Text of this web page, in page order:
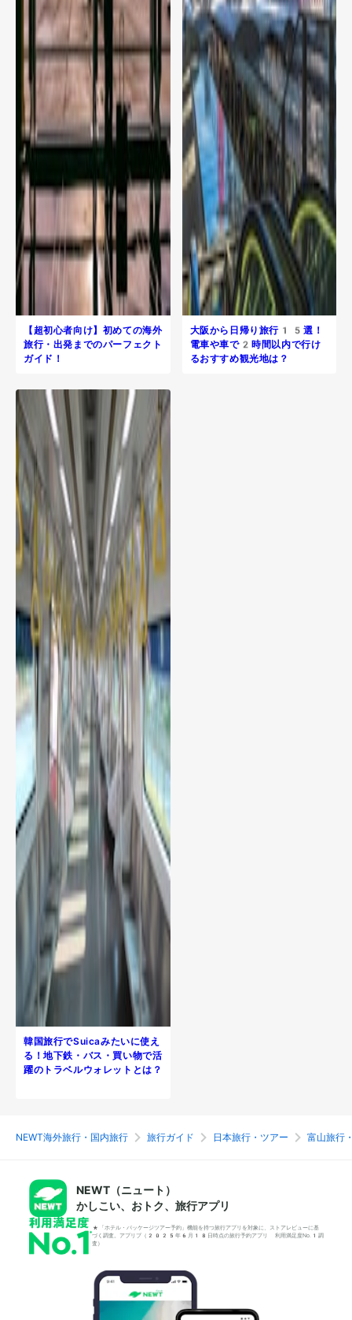
【超初心者向け】初めての海外
旅行・出発までのパーフェクト
ガイド！
大阪から日帰り旅行​15選！
電車や車で2時間以内で行け
るおすすめ観光地は？
韓国旅行でSuicaみたいに使え
る！地下鉄・バス・買い物で活
躍のトラベルウォレットとは？
NEWT海外旅行・国内旅行 旅行ガイド 日本旅行・ツアー 富山旅行
NEWT（ニュート）
かしこい、おトク、旅行アプリ
*「ホテル・パッケージツアー予約」機能を持つ旅行アプリを対象に、ストアレビューに基
づく調査。アプリブ（2025年6月18日時点の旅行予約アプリ 利用満足度No.1調
査）